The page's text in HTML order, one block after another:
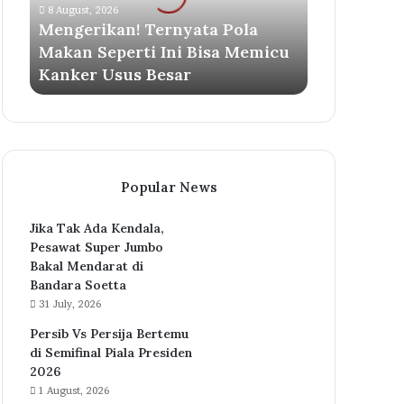
Bisa
Memicu
Kanker
Usus
Besar
8 August, 2026
Mengerikan! Ternyata Pola
Makan Seperti Ini Bisa Memicu
Kanker Usus Besar
Popular News
Jika Tak Ada Kendala,
Pesawat Super Jumbo
Bakal Mendarat di
Bandara Soetta
31 July, 2026
Persib Vs Persija Bertemu
di Semifinal Piala Presiden
2026
1 August, 2026